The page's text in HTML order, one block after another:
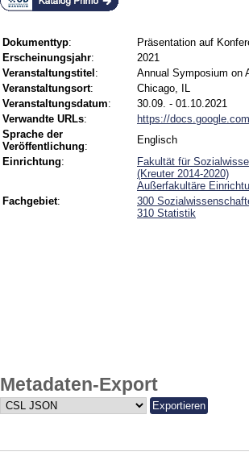
Dokumenttyp:
Präsentation auf
Erscheinungsjahr:
2021
Veranstaltungstitel :
Annual Symposium on
Veranstaltungsort:
Chicago, IL
Veranstaltungsdatum:
30.09. - 01.10.2021
Verwandte URLs:
https://
Sprache der
Veröffentlichung:
Englisch
Einrichtung:
Fakultät für
(Kreuter 2014-2020)
Außerfakultäre
Fachgebiet:
300
310 Statistik
Metadaten-Export